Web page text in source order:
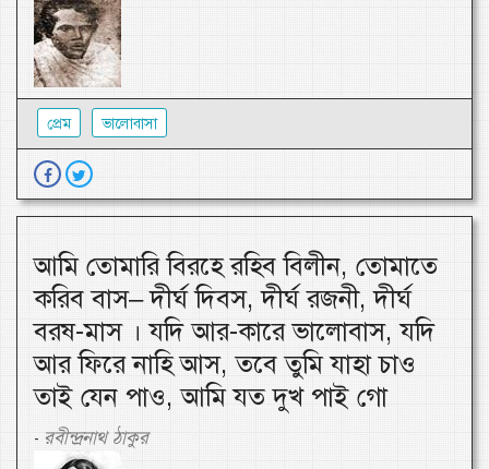
প্রেম ভালোবাসা
আমি তোমারি বিরহে রহিব বিলীন, তোমাতে
করিব বাস– দীর্ঘ দিবস, দীর্ঘ রজনী, দীর্ঘ
বরষ-মাস । যদি আর-কারে ভালোবাস, যদি
আর ফিরে নাহি আস, তবে তুমি যাহা চাও
তাই যেন পাও, আমি যত দুখ পাই গো
- রবীন্দ্রনাথ ঠাকুর